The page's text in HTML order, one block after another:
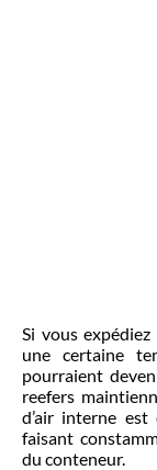
Si vous
une certaine
pourraient
reefers
d’air interne est
faisant
du conteneur.